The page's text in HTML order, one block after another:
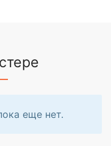
еще нет.